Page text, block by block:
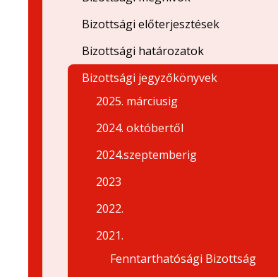
Bizottsági előterjesztések
Bizottsági határozatok
Bizottsági jegyzőkönyvek
2025. márciusig
2024. októbertől
2024.szeptemberig
2023
2022.
2021.
Fenntarthatósági Bizottság